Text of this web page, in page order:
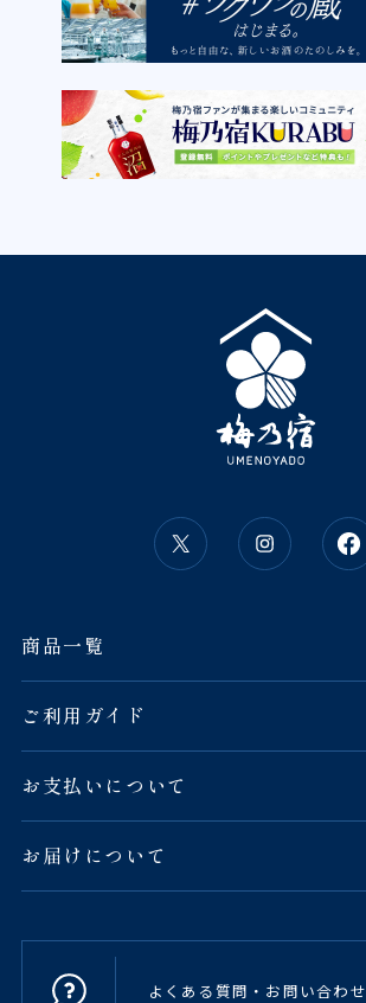
商品一覧
ご利用ガイド
お支払いについて
お届けについて
よくある質問・お問い合わせ